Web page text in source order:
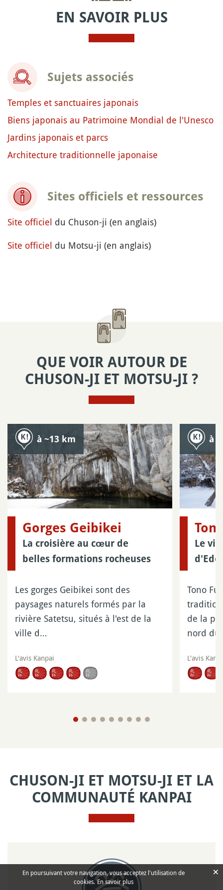
EN SAVOIR PLUS
Sujets associés
Temples et sanctuaires japonais
Biens japonais au Patrimoine Mondial de l'Unesco
Jardins japonais et parcs
Architecture traditionnelle japonaise
Sites officiels et ressources
Site officiel du Chuson-ji (en anglais)
Site officiel du Motsu-ji (en anglais)
QUE VOIR AUTOUR DE
CHUSON-JI ET MOTSU-JI ?
à ~13 km
Gorges Geibikei
La croisière au cœur de
belles formations rocheuses
Les gorges Geibikei sont des
paysages naturels formés par la
rivière Satetsu, situés à l'est de la
ville d…
L'avis Kanpai
à
Le
d'Edo
Tono
de la
nord
L'avis
CHUSON-JI ET MOTSU-JI ET LA
COMMUNAUTÉ KANPAI
En poursuivant votre navigation, vous acceptez l'utilisation de
cookies. En savoir plus
×